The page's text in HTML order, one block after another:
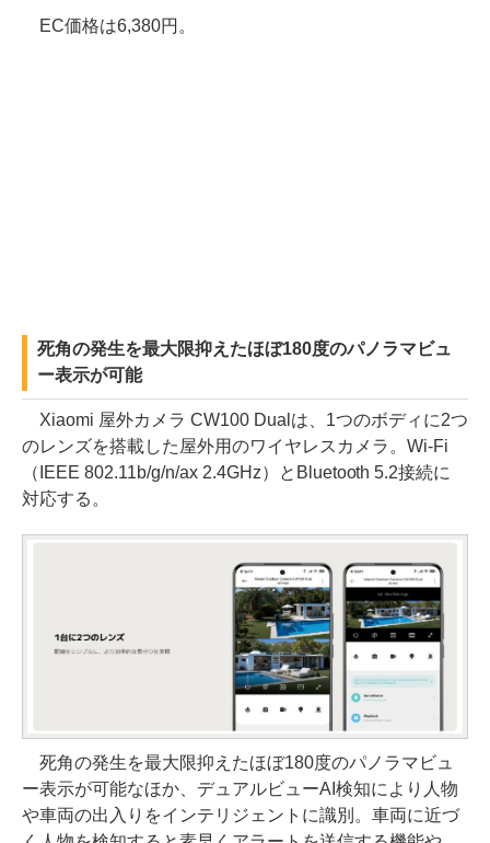
EC価格は6,380円。
死角の発生を最大限抑えたほぼ180度のパノラマビュ
ー表示が可能
Xiaomi 屋外カメラ CW100 Dualは、1つのボディに2つ
のレンズを搭載した屋外用のワイヤレスカメラ。Wi-Fi
（IEEE 802.11b/g/n/ax 2.4GHz）とBluetooth 5.2接続に
対応する。
死角の発生を最大限抑えたほぼ180度のパノラマビュ
ー表示が可能なほか、デュアルビューAI検知により人物
や車両の出入りをインテリジェントに識別。車両に近づ